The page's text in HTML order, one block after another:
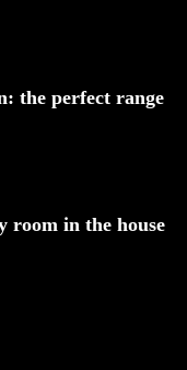
the perfect range
room in the house